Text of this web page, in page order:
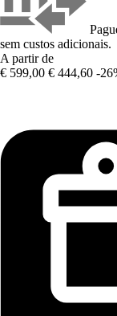
sem custos adicionais.
A partir de
€ 599,00 € 444,60 -